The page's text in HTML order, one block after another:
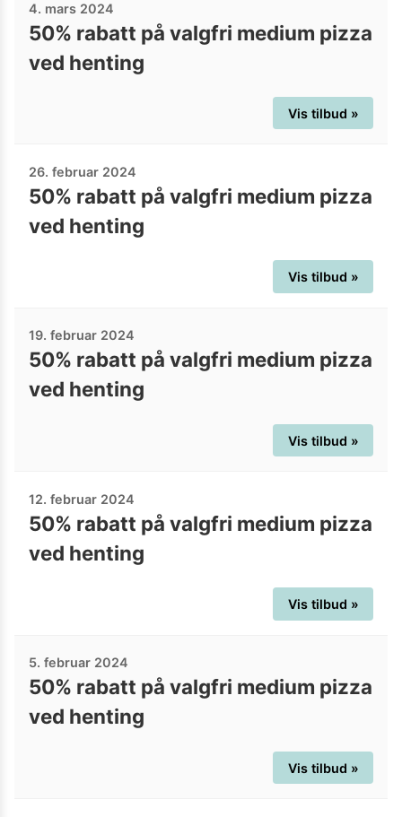
4. mars 2024
50% rabatt på valgfri medium pizza
ved henting
Vis tilbud »
26. februar 2024
50% rabatt på valgfri medium pizza
ved henting
Vis tilbud »
19. februar 2024
50% rabatt på valgfri medium pizza
ved henting
Vis tilbud »
12. februar 2024
50% rabatt på valgfri medium pizza
ved henting
Vis tilbud »
5. februar 2024
50% rabatt på valgfri medium pizza
ved henting
Vis tilbud »